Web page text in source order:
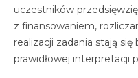
uczestników
z finansowaniem,
realizacji zadania stają
prawidłowej interpretacji